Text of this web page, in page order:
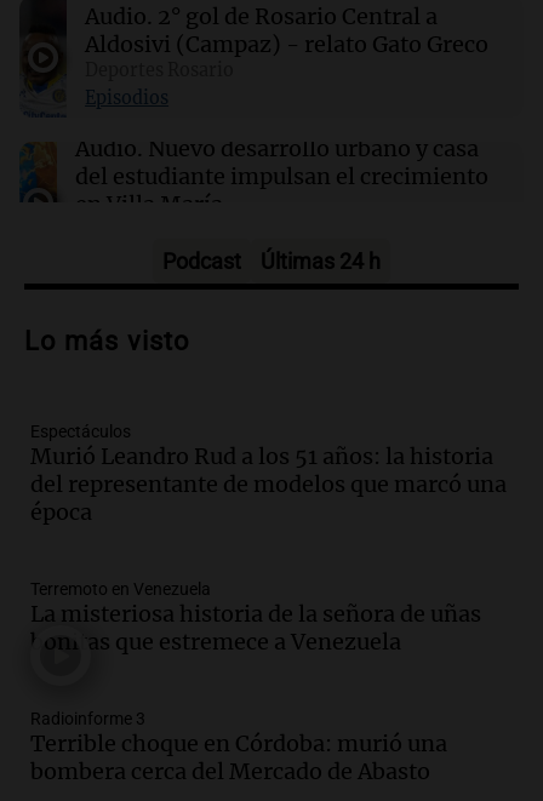
controlar el gasto en IA tras un despilfarro
millonario
Estudiantes de Río Cuarto visita a
Independiente Rivadavia en un duelo
exigente: seguilo en vivo
Audio. 2° gol de Rosario Central a
Aldosivi (Campaz) - relato Gato Greco
Episodios
Audio. Nuevo desarrollo urbano y casa
del estudiante impulsan el crecimiento
en Villa María
Audio.La gran exposición de la rural de
diversas actividades y sorpresas
Audio.
edificios y proyecta una casa del
estudiante con 48 municipios
involucrados
Audio.1° gol de Rosario Central a
Aldosivi (Zalazar en contra) - relato
Gato Greco
Audio.Mañana inicia la gran exposición
en la Sociedad Rural de Bulaya con
actividades para toda la familia
Podcast Últimas 24 h
Lo más visto
Espectáculos
Murió Leandro Rud a los 51 años: la historia
del representante de modelos que marcó una
época
Terremoto en Venezuela
La misteriosa historia de la señora de uñas
bonitas que estremece a Venezuela
Radioinforme 3
Terrible choque en Córdoba: murió una
bombera cerca del Mercado de Abasto